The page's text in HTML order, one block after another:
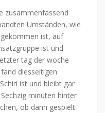
zusammenfassend
Umständen, wie
ist, auf
ist und
tag der woche
diesseitigen
ist und bleibt gar
minuten hinter
ob dann gespielt